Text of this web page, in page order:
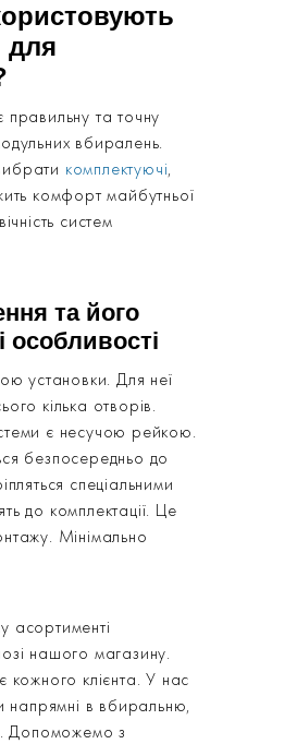
для
правильну та точну
вбиралень.
комплектуючі,
комфорт майбутньої
систем
та його
особливості
установки. Для неї
кілька отворів.
є несучою рейкою.
безпосередньо до
спеціальними
до комплектації. Це
Мінімально
асортименті
нашого магазину.
кожного клієнта. У нас
напрямні в вбиральню,
Допоможемо з